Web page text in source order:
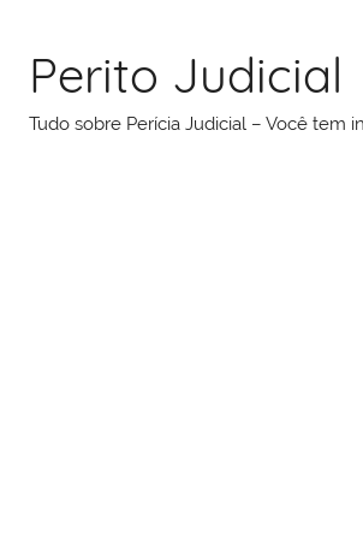
conteúdo
Perito Judicial
Tudo sobre Perícia Judicial – Você tem